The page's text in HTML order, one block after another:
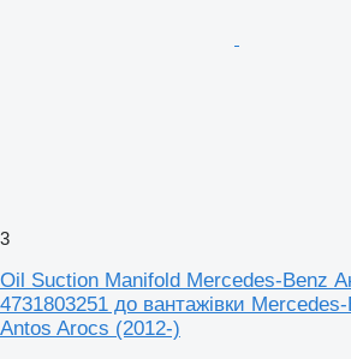
3
Oil Suction Manifold Mercedes-Benz
4731803251 до вантажівки
Antos Arocs (2012-)